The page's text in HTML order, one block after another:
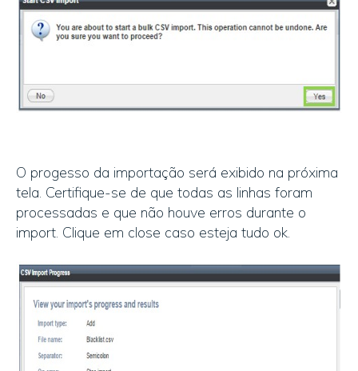
O progesso da importação será exibido na próxima
tela. Certifique-se de que todas as linhas foram
processadas e que não houve erros durante o
import. Clique em close caso esteja tudo ok.